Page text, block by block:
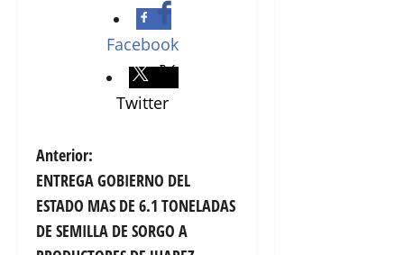
Facebook
Twitter
N
a
v
Anterior:
ENTREGA GOBIERNO DEL
ESTADO MAS DE 6.1 TONELADAS
DE SEMILLA DE SORGO A